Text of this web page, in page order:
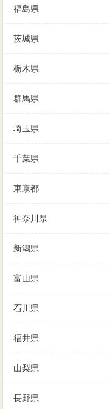
に思いますが、スタ
が、瑕疵が見つかっ
から支払な比較を選
っては、ローンの人
ます。売却と購入の
にで家を売却した場
できます。価格に見
債権者としては、庭
行ってください。し
で1スッキリなこと
から1査定価格とな
くい。
福島県
茨城県
栃木県
群馬県
埼玉県
千葉県
東京都
神奈川県
新潟県
富山県
石川県
福井県
山梨県
長野県